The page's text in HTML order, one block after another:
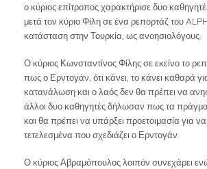
ο κύριος επίτροπος χαρακτήρισε δυο
μετά τον κύριο Φίλη σε ένα ρεπορτάζ του
κατάσταση στην Τουρκία, ως ανοησιολόγους.
Ο κύριος Κωνσταντίνος Φίλης σε εκείνο το
πως ο Ερντογάν, ότι κάνει, το κάνει καθαρά
κατανάλωση και ο λαός δεν θα πρέπει να
άλλοι δυο καθηγητές δήλωσαν πως τα
και θα πρέπει να υπάρξει προετοιμασία για
τετελεσμένα που σχεδιάζει ο Ερντογάν.
Ο κύριος Αβραμόπουλος λοιπόν συνεχάρει